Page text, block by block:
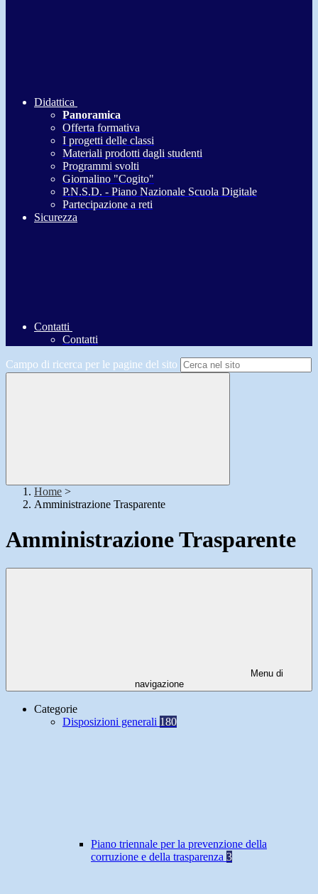
Didattica
Panoramica
Offerta formativa
I progetti delle classi
Materiali prodotti dagli studenti
Programmi svolti
Giornalino "Cogito"
P.N.S.D. - Piano Nazionale Scuola Digitale
Partecipazione a reti
Sicurezza
Contatti
Contatti
Campo di ricerca per le pagine del sito
Home >
Amministrazione Trasparente
Amministrazione Trasparente
Menu di
navigazione
Categorie
Disposizioni generali 180
Piano triennale per la prevenzione della
corruzione e della trasparenza 3